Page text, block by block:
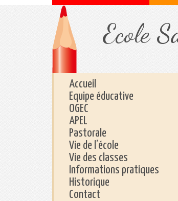
Ecole
Accueil
Equipe éducative
OGEC
APEL
Pastorale
Vie de l’école
Vie des classes
Informations pratiques
Historique
Contact